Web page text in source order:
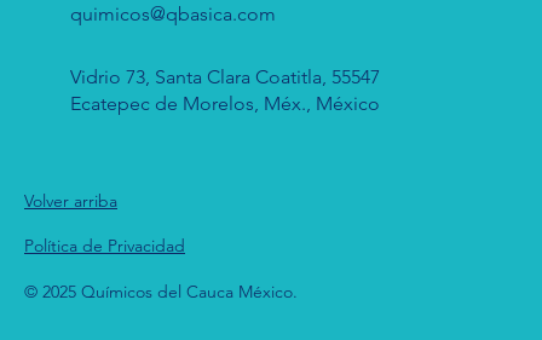
quimicos@qbasica.com
Vidrio 73, Santa Clara Coatitla, 55547
Ecatepec de Morelos, Méx., México
Política de Privacidad
Volver arriba
© 2025 Químicos del Cauca México.